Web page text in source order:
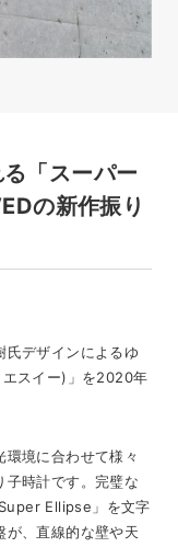
「スーパー
の新作振り
氏デザインによるゆ
エスイー)」を2020年
境に合わせて様々
子時計です。完璧な
Ellipse」を文字
が、直線的な壁や天